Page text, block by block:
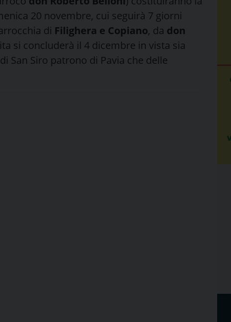
20 novembre, cui seguirà 7 giorni
di Filighera e Copiano, da don
si concluderà il 4 dicembre in vista sia
San Siro patrono di Pavia che delle